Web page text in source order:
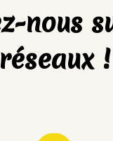
nous
réseaux !